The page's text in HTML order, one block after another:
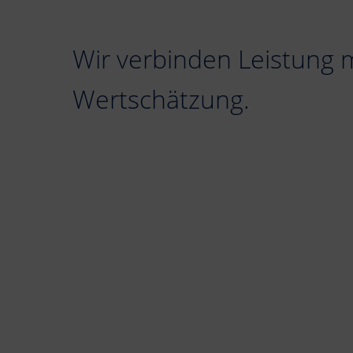
Wir verbinden Leistung
Wertschätzung.